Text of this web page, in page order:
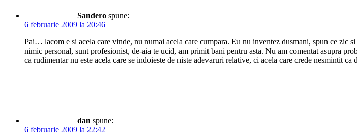
Sandero spune:
6 februarie 2009 la 20:46
Pai… lacom e si acela care vinde, nu numai acela care cumpara. Eu nu inventez dusmani, spun ce
nimic personal, sunt profesionist, de-aia te ucid, am primit bani pentru asta. Nu am comentat asupra
ca rudimentar nu este acela care se indoieste de niste adevaruri relative, ci acela care crede nesmintit
dan spune:
6 februarie 2009 la 22:42